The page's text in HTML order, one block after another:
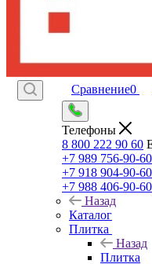
Сравнение0
Телефоны
8 800 222 90 60
+7 989 756-90-60
+7 918 904-90-60
+7 988 406-90-60
Назад
Каталог
Плитка
Назад
Плитка